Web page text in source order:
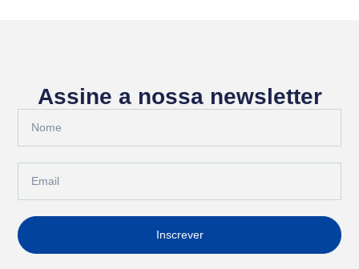
Assine a nossa newsletter
Inscrever